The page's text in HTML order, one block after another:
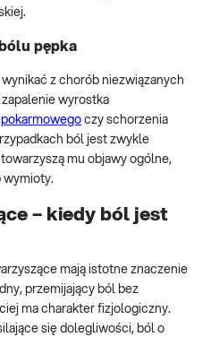
pępka
z chorób niezwiązanych
wyrostka
czy schorzenia
ból jest zwykle
mu objawy ogólne,
wymioty.
– kiedy ból jest
mają istotne znaczenie
przemijający ból bez
ma charakter fizjologiczny.
się dolegliwości, ból o